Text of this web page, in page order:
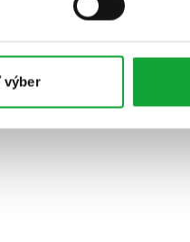
výber